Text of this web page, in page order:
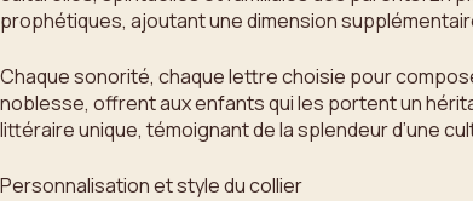
prophétiques, ajoutant une dimension
Chaque sonorité, chaque lettre choisie pour
noblesse, offrent aux enfants qui les portent un
littéraire unique, témoignant de la splendeur d’une
Personnalisation et style du collier